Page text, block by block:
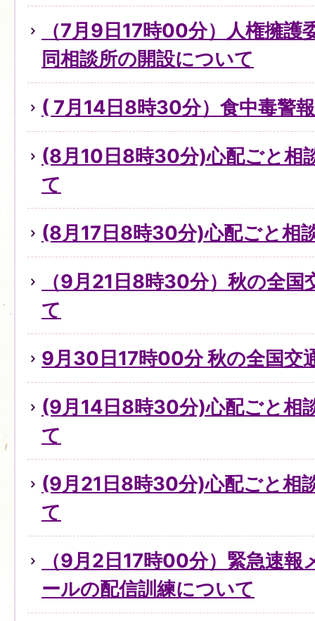
（7月9日17時00分）人権擁護
同相談所の開設について
( 7月14日8時30分）食中毒警
(8月10日8時30分)心配ごと相
て
(8月17日8時30分)心配ごと相
（9月21日8時30分）秋の全国
て
9月30日17時00分 秋の全国交
(9月14日8時30分)心配ごと相
て
(9月21日8時30分)心配ごと相
て
（9月2日17時00分）緊急速
ールの配信訓練について